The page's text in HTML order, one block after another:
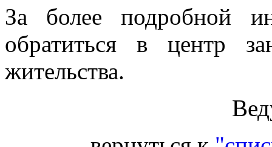
За более подробной
обратиться в центр
жительства.